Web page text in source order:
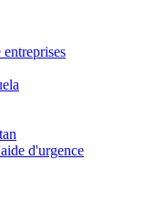
d'urgence